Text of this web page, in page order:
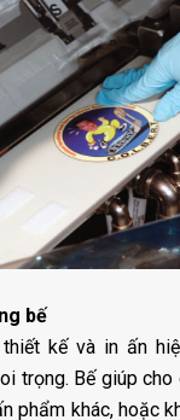
bế
kế và in ấn
trọng. Bế giúp cho
phẩm khác, hoặc